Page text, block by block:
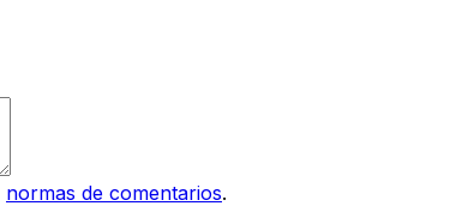
normas de comentarios.